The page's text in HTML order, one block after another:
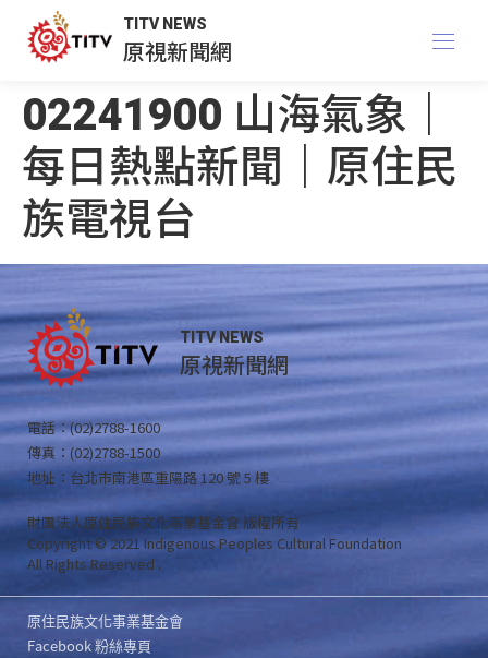
TITV NEWS
原視新聞網
02241900 山海氣象｜
每日熱點新聞｜原住民
族電視台
TITV NEWS
原視新聞網
電話：(02)2788-1600
傳真：(02)2788-1500
地址：台北市南港區重陽路 120 號 5 樓
財團法人原住民族文化事業基金會 版權所有
Copyright © 2021 Indigenous Peoples Cultural Foundation
All Rights Reserved .
原住民族文化事業基金會
Facebook 粉絲專頁